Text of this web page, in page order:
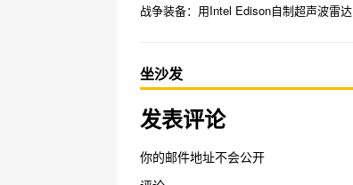
战争装备：用Intel Edison自制超声波雷达
坐沙发
发表评论
你的邮件地址不会公开